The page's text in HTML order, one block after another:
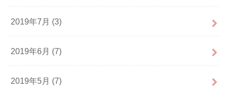
2019年7月 (3)
2019年6月 (7)
2019年5月 (7)